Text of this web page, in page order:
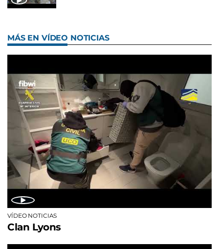
MÁS EN VÍDEO NOTICIAS
VÍDEO NOTICIAS
Clan Lyons